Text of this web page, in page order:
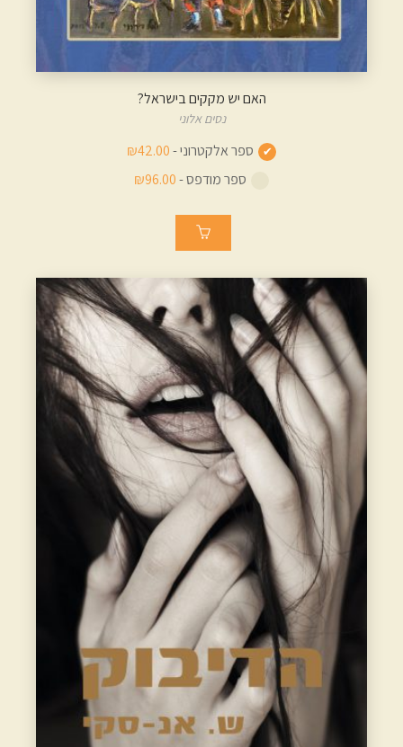
האם יש מקקים בישראל?
נסים אלוני
ספר אלקטרוני -₪42.00
ספר מודפס -₪96.00